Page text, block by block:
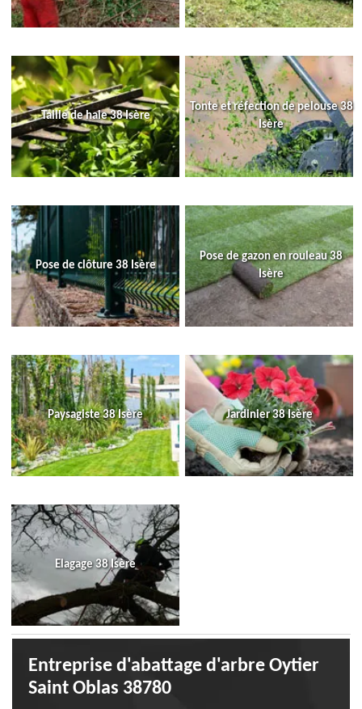
Taille de haie 38 Isère
Tonte et réfection de pelouse 38
Isère
Pose de clôture 38 Isère
Pose de gazon en rouleau 38
Isère
Paysagiste 38 Isère Jardinier 38 Isère
Elagage 38 Isère
Entreprise d'abattage d'arbre Oytier
Saint Oblas 38780